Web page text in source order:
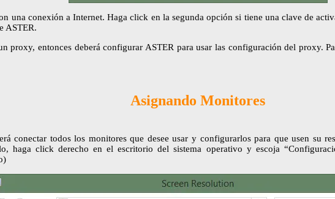
una conexión a Internet. Haga click en la segunda opción si tiene una clave de
ASTER.
proxy, entonces deberá configurar ASTER para usar las configuración del proxy.
Asignando Monitores
conectar todos los monitores que desee usar y configurarlos para que usen su
haga click derecho en el escritorio del sistema operativo y escoja